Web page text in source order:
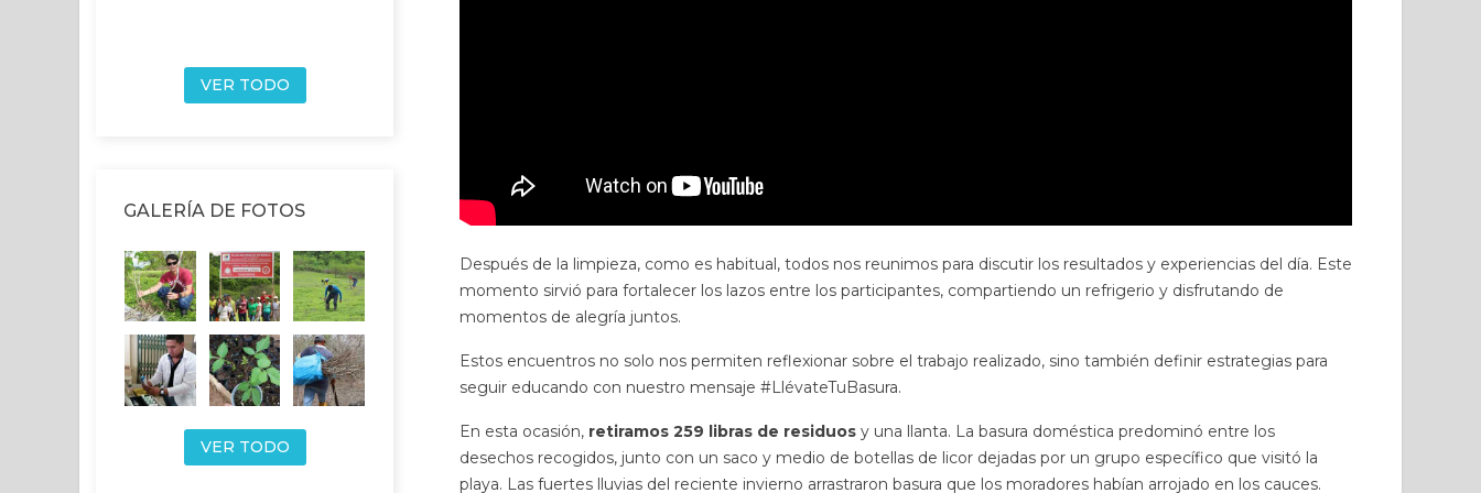
VER TODO
GALERÍA DE FOTOS
VER TODO
Después de la limpieza, como es habitual, todos nos reunimos para discutir los resultados y experiencias del día. Este
momento sirvió para fortalecer los lazos entre los participantes, compartiendo un refrigerio y disfrutando de
momentos de alegría juntos.
Estos encuentros no solo nos permiten reflexionar sobre el trabajo realizado, sino también definir estrategias para
seguir educando con nuestro mensaje #LlévateTuBasura.
En esta ocasión, retiramos 259 libras de residuos y una llanta. La basura doméstica predominó entre los
desechos recogidos, junto con un saco y medio de botellas de licor dejadas por un grupo específico que visitó la
playa. Las fuertes lluvias del reciente invierno arrastraron basura que los moradores habían arrojado en los cauces.